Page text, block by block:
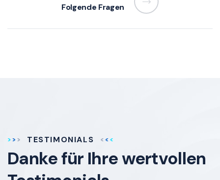
Folgende Fragen
TESTIMONIALS
Danke für Ihrewertvollen